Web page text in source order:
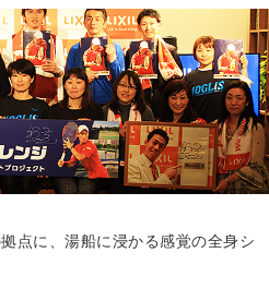
点に、湯船に浸かる感覚の全身シ